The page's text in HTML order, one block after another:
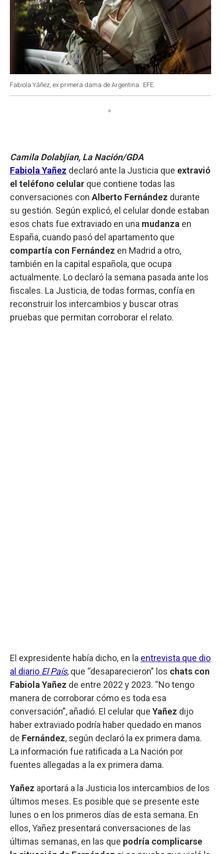
Fabiola Yáñez, ex primera dama de Argentina. EFE.
Camila Dolabjian, La Nación/GDA
Fabiola Yañez declaró ante la Justicia que extravió
el teléfono celular que contiene todas las
conversaciones con Alberto Fernández durante
su gestión. Según explicó, el celular donde estaban
esos chats fue extraviado en una mudanza en
España, cuando pasó del apartamento que
compartía con Fernández en Madrid a otro,
también en la capital española, que ocupa
actualmente. Lo declaró la semana pasada ante los
fiscales. La Justicia, de todas formas, confía en
reconstruir los intercambios y buscar otras
pruebas que permitan corroborar el relato.
El expresidente había dicho, en la entrevista que dio
al diario El País, que “desaparecieron” los chats con
Fabiola Yañez de entre 2022 y 2023. “No tengo
manera de corroborar cómo es toda esa
conversación”, añadió. El celular que Yañez dijo
haber extraviado podría haber quedado en manos
de Fernández, según declaró la ex primera dama.
La información fue ratificada a La Nación por
fuentes allegadas a la ex primera dama.
Yañez aportará a la Justicia los intercambios de los
últimos meses. Es posible que se presente este
lunes o en los primeros días de esta semana. En
ellos, Yañez presentará conversaciones de las
últimas semanas, en las que podría complicarse